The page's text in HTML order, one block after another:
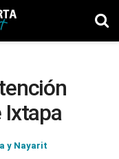
Ixtapa
y Nayarit